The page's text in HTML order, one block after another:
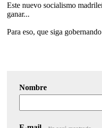
Este nuevo socialismo
ganar...
Para eso, que siga
Nombre